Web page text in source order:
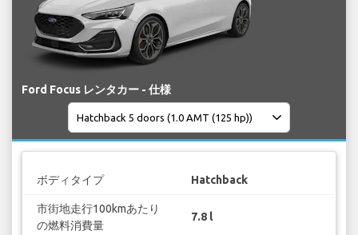
Ford Focus レンタカー - 仕様
ボディタイプ Hatchback
市街地走行100kmあたり
の燃料消費量
7.8 l